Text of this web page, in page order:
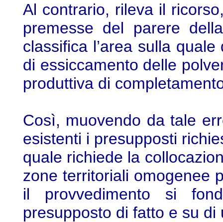
Al contrario, rileva il
premesse del parere
classifica l’area sulla
di essiccamento delle
produttiva di
Così, muovendo da tale
esistenti i presupposti
quale richiede la
zone territoriali omogenee
il provvedimento si
presupposto di fatto e su